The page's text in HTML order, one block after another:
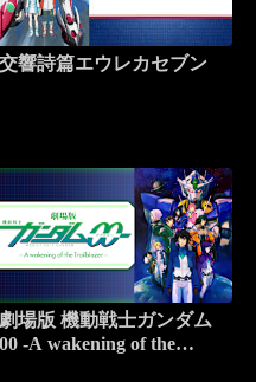
交響詩篇エウレカセブン
劇場版 機動戦士ガンダム
00 -A wakening of the